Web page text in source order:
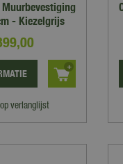
- Kiezelgrijs
,00
verlanglijst